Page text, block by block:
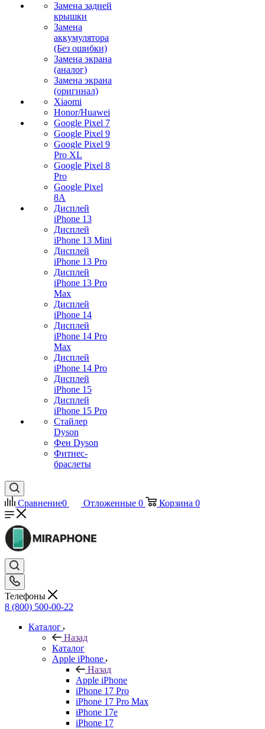
Замена задней
крышки
Замена
аккумулятора
(Без ошибки)
Замена экрана
(аналог)
Замена экрана
(оригинал)
Xiaomi
Honor/Huawei
Google Pixel 7
Google Pixel 9
Google Pixel 9
Pro XL
Google Pixel 8
Pro
Google Pixel
8A
Дисплей
iPhone 13
Дисплей
iPhone 13 Mini
Дисплей
iPhone 13 Pro
Дисплей
iPhone 13 Pro
Max
Дисплей
iPhone 14
Дисплей
iPhone 14 Pro
Max
Дисплей
iPhone 14 Pro
Дисплей
iPhone 15
Дисплей
iPhone 15 Pro
Стайлер
Dyson
Фен Dyson
Фитнес-
браслеты
Сравнение0 Отложенные 0 Корзина 0
Телефоны
8 (800) 500-00-22
Каталог
Назад
Каталог
Apple iPhone
Назад
Apple iPhone
iPhone 17 Pro
iPhone 17 Pro Max
iPhone 17e
iPhone 17